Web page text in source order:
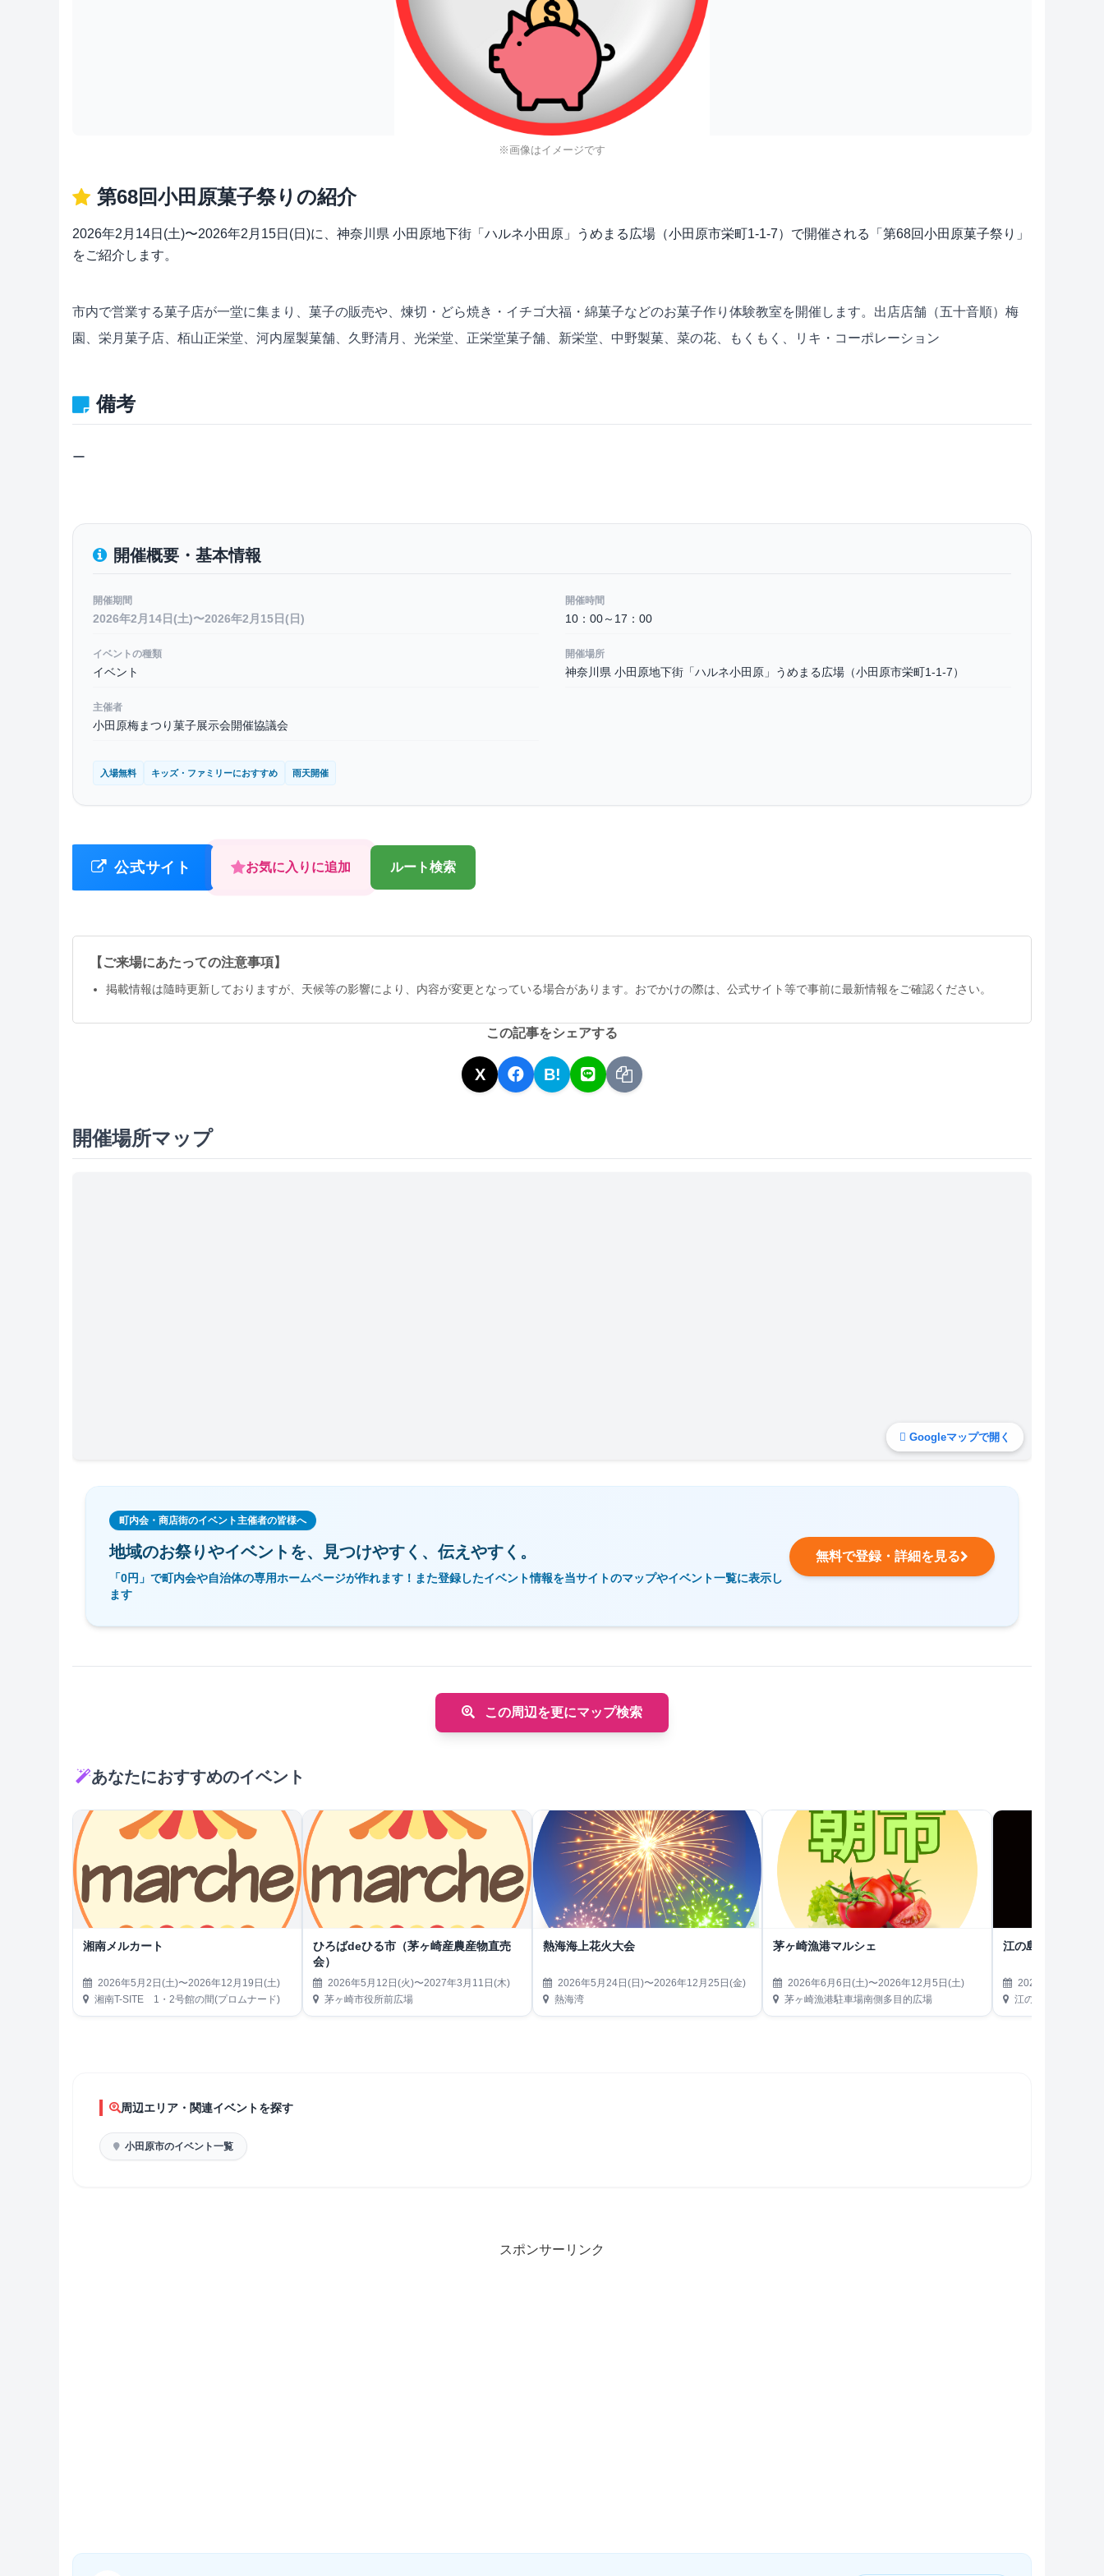
※画像はイメージです
第68回小田原菓子祭りの紹介
2026年2月14日(土)〜2026年2月15日(日)に、神奈川県 小田原地下街「ハルネ小田原」うめまる広場（小田原市栄町1‐1‐7）で開催される「第68回小田原菓子祭り」
をご紹介します。
市内で営業する菓子店が一堂に集まり、菓子の販売や、煉切・どら焼き・イチゴ大福・綿菓子などのお菓子作り体験教室を開催します。出店店舗（五十音順）梅
園、栄月菓子店、栢山正栄堂、河内屋製菓舗、久野清月、光栄堂、正栄堂菓子舗、新栄堂、中野製菓、菜の花、もくもく、リキ・コーポレーション
備考
ー
開催概要・基本情報
開催期間
2026年2月14日(土)〜2026年2月15日(日)
開催時間
10：00～17：00
イベントの種類
イベント
開催場所
神奈川県 小田原地下街「ハルネ小田原」うめまる広場（小田原市栄町1‐1‐7）
主催者
小田原梅まつり菓子展示会開催協議会
入場無料 キッズ・ファミリーにおすすめ 雨天開催
公式サイト お気に入りに追加 ルート検索
【ご来場にあたっての注意事項】
掲載情報は隨時更新しておりますが、天候等の影響により、内容が変更となっている場合があります。おでかけの際は、公式サイト等で事前に最新情報をご確認ください。
この記事をシェアする
X B!
開催場所マップ
Googleマップで開く
町内会・商店街のイベント主催者の皆様へ
地域のお祭りやイベントを、 見つけやすく、伝えやすく。
「0円」で町内会や自治体の専用ホームページが作れます！また登録したイベント情報を当サイトのマップやイベント一覧に表示し
ます
無料で登録・詳細を見る
この周辺を更にマップ検索
あなたにおすすめのイベント
湘南メルカート
2026年5月2日(土)〜2026年12月19日(土)
湘南T-SITE 1・2号館の間(プロムナード)
ひろばdeひる市（茅ヶ崎産農産物直売
会）
2026年5月12日(火)〜2027年3月11日(木)
茅ヶ崎市役所前広場
熱海海上花火大会
2026年5月24日(日)〜2026年12月25日(金)
熱海湾
茅ヶ崎漁港マルシェ
2026年6月6日(土)〜2026年12月5日(土)
茅ヶ崎漁港駐車場南側多目的広場
江の島灯籠 2026
2026年8月1日(土)
江の島 島内各所
周辺エリア・関連イベントを探す
小田原市のイベント一覧
スポンサーリンク